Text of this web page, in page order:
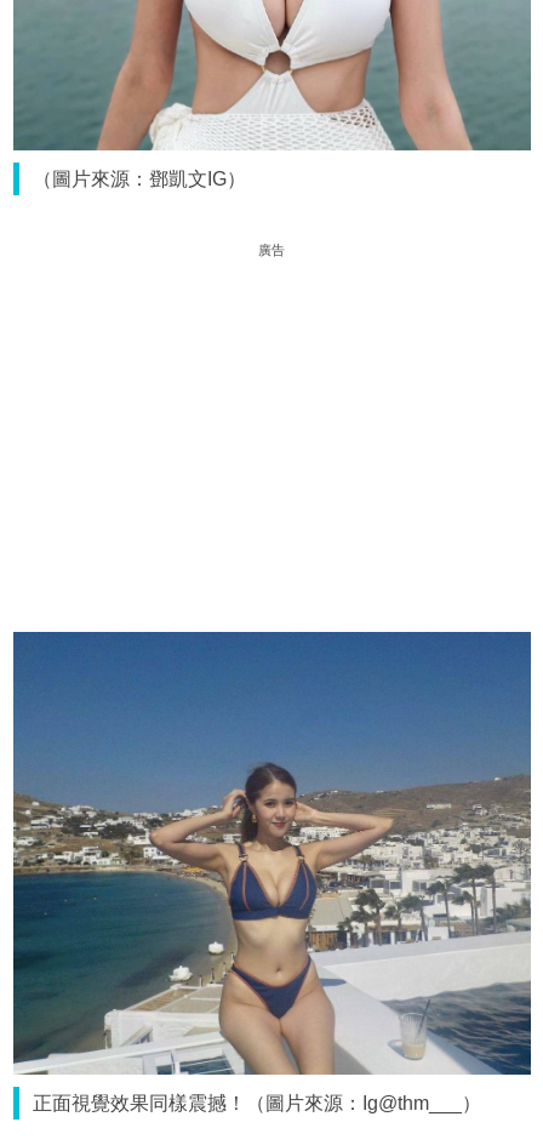
（圖片來源：鄧凱文IG）
廣告
正面視覺效果同樣震撼！（圖片來源：Ig@thm___）